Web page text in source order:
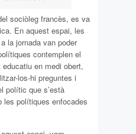
sociòleg francès, es va
En aquest espai, les
la jornada van poder
contemplen el
educatiu en medi obert,
los-hi preguntes i
polític que s’està
les polítiques enfocades